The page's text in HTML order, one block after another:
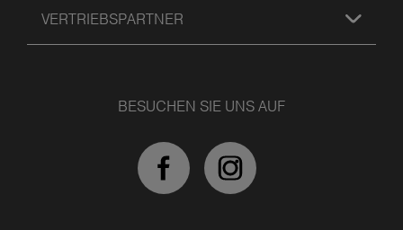
VERTRIEBSPARTNER
BESUCHEN SIE UNS AUF